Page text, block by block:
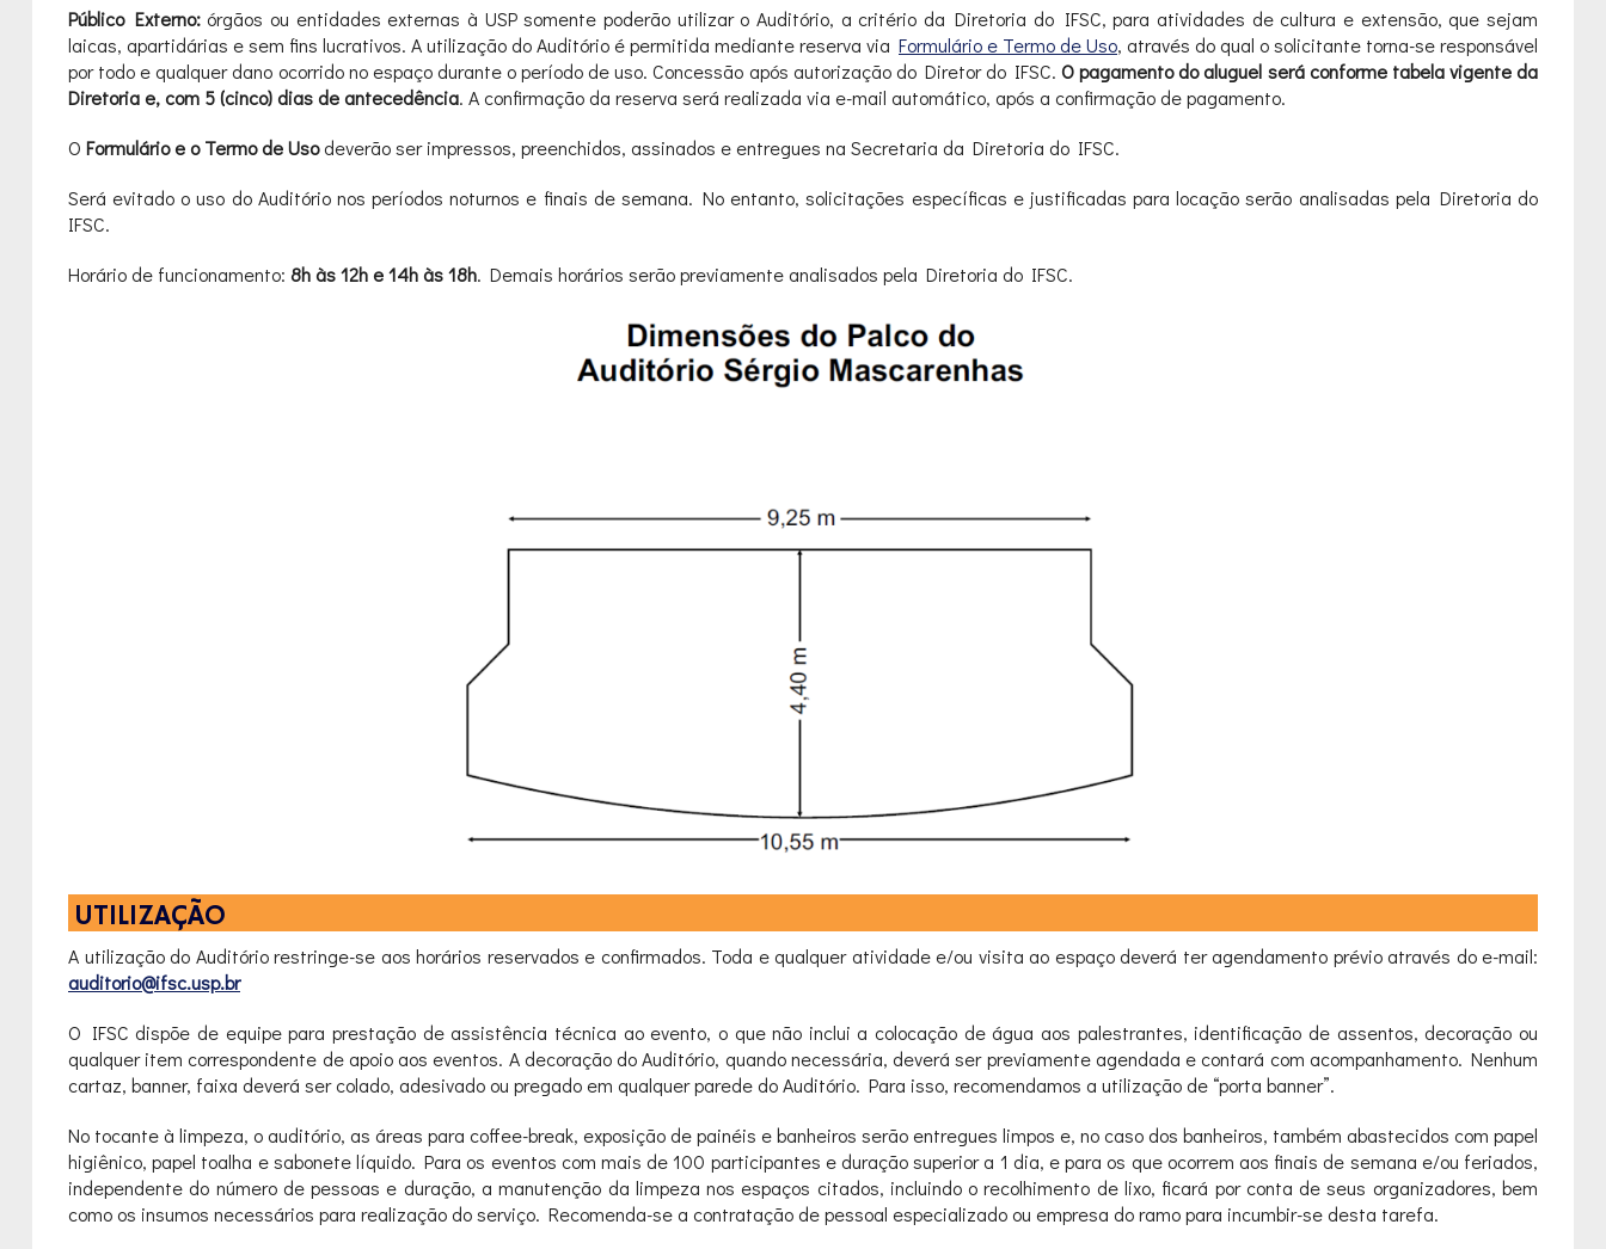
Público Externo:órgãos ou entidades externas à USP somente poderão utilizar o Auditório, a critério da Diretoria do IFSC, para atividades de cultura e extensão, que sejam
laicas, apartidárias e sem fins lucrativos. A utilização do Auditório é permitida mediante reserva via Formulário e Termo de Uso, através do qual o solicitante torna-se responsável
por todo e qualquer dano ocorrido no espaço durante o período de uso. Concessão após autorização do Diretor do IFSC.O pagamento do aluguel será conforme tabela vigente da
Diretoria e, com 5 (cinco) dias de antecedência. A confirmação da reserva será realizada via e-mail automático, após a confirmação de pagamento.
O Formulário e o Termo de Usodeverão ser impressos, preenchidos, assinados e entregues na Secretaria da Diretoria do IFSC.
Será evitado o uso do Auditório nos períodos noturnos e finais de semana. No entanto, solicitações específicas e justificadas para locação serão analisadas pela Diretoria do
IFSC.
Horário de funcionamento: 8h às 12h e 14h às 18h. Demais horários serão previamente analisados pela Diretoria do IFSC.
UTILIZAÇÃO
A utilização do Auditório restringe-se aos horários reservados e confirmados. Toda e qualquer atividade e/ou visita ao espaço deverá ter agendamento prévio através do e-mail:
auditorio@ifsc.usp.br
O IFSC dispõe de equipe para prestação de assistência técnica ao evento, o que não inclui a colocação de água aos palestrantes, identificação de assentos, decoração ou
qualquer item correspondente de apoio aos eventos. A decoração do Auditório, quando necessária, deverá ser previamente agendada e contará com acompanhamento. Nenhum
cartaz, banner, faixa deverá ser colado, adesivado ou pregado em qualquer parede do Auditório. Para isso, recomendamos a utilização de “porta banner”.
No tocante à limpeza, o auditório, as áreas para coffee-break, exposição de painéis e banheiros serão entregues limpos e, no caso dos banheiros, também abastecidos com papel
higiênico, papel toalha e sabonete líquido. Para os eventos com mais de 100 participantes e duração superior a 1 dia, e para os que ocorrem aos finais de semana e/ou feriados,
independente do número de pessoas e duração, a manutenção da limpeza nos espaços citados, incluindo o recolhimento de lixo, ficará por conta de seus organizadores, bem
como os insumos necessários para realização do serviço. Recomenda-se a contratação de pessoal especializado ou empresa do ramo para incumbir-se desta tarefa.